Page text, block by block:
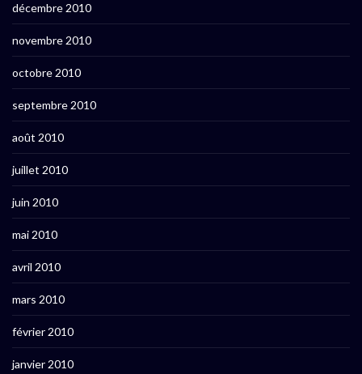
décembre 2010
novembre 2010
octobre 2010
septembre 2010
août 2010
juillet 2010
juin 2010
mai 2010
avril 2010
mars 2010
février 2010
janvier 2010